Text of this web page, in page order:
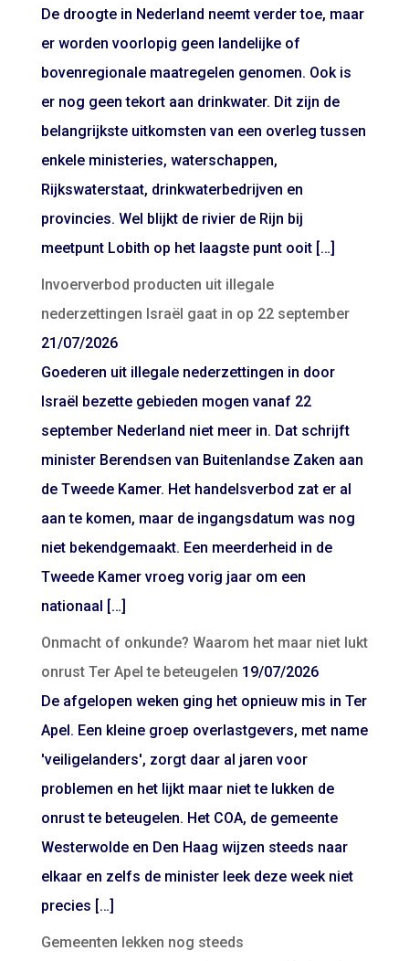
De droogte in Nederland neemt verder toe, maar
er worden voorlopig geen landelijke of
bovenregionale maatregelen genomen. Ook is
er nog geen tekort aan drinkwater. Dit zijn de
belangrijkste uitkomsten van een overleg tussen
enkele ministeries, waterschappen,
Rijkswaterstaat, drinkwaterbedrijven en
provincies. Wel blijkt de rivier de Rijn bij
meetpunt Lobith op het laagste punt ooit […]
Invoerverbod producten uit illegale
nederzettingen Israël gaat in op 22 september
21/07/2026
Goederen uit illegale nederzettingen in door
Israël bezette gebieden mogen vanaf 22
september Nederland niet meer in. Dat schrijft
minister Berendsen van Buitenlandse Zaken aan
de Tweede Kamer. Het handelsverbod zat er al
aan te komen, maar de ingangsdatum was nog
niet bekendgemaakt. Een meerderheid in de
Tweede Kamer vroeg vorig jaar om een
nationaal […]
Onmacht of onkunde? Waarom het maar niet lukt
onrust Ter Apel te beteugelen 19/07/2026
De afgelopen weken ging het opnieuw mis in Ter
Apel. Een kleine groep overlastgevers, met name
'veiligelanders', zorgt daar al jaren voor
problemen en het lijkt maar niet te lukken de
onrust te beteugelen. Het COA, de gemeente
Westerwolde en Den Haag wijzen steeds naar
elkaar en zelfs de minister leek deze week niet
precies […]
Gemeenten lekken nog steeds